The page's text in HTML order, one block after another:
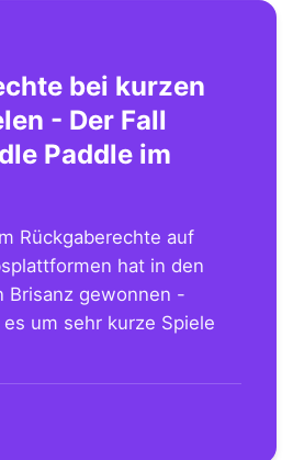
bei kurzen
- Der Fall
Paddle im
Rückgaberechte auf
hat in den
Brisanz gewonnen -
um sehr kurze Spiele